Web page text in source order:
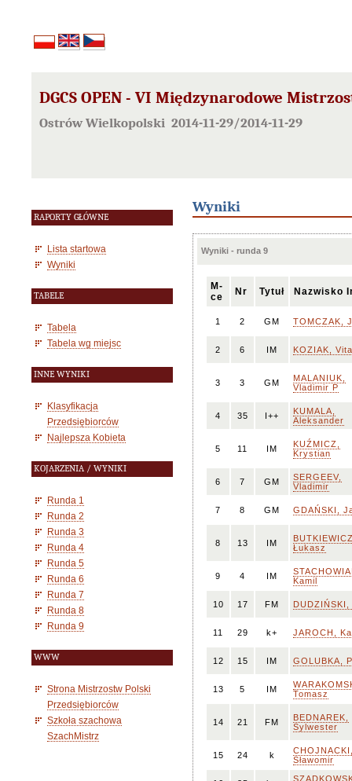
DGCS OPEN - VI Międzynarodowe
Ostrów Wielkopolski 2014-11-29/2014-11-29
RAPORTY GŁÓWNE
Lista startowa
Wyniki
TABELE
Tabela
Tabela wg miejsc
INNE WYNIKI
Klasyfikacja
Przedsiębiorców
Najlepsza Kobieta
KOJARZENIA / WYNIKI
Runda 1
Runda 2
Runda 3
Runda 4
Runda 5
Runda 6
Runda 7
Runda 8
Runda 9
WWW
Strona Mistrzostw Polski
Przedsiębiorców
Szkoła szachowa
SzachMistrz
Wyniki
Wyniki - runda 9
M-
ce
Nr Tytuł Nazwisko
1 2 GM TOMCZAK,
2 6 IM KOZIAK,
3 3 GM
MALANIUK,
Vladimir P
4 35 I++
KUMALA,
Aleksander
5 11 IM
KUŹMICZ,
Krystian
6 7 GM
SERGEEV,
Vladimir
7 8 GM GDAŃSKI,
8 13 IM
Łukasz
9 4 IM
Kamil
10 17 FM
11 29 k+ JAROCH,
12 15 IM GOLUBKA,
13 5 IM
Tomasz
14 21 FM
BEDNAREK,
Sylwester
15 24 k
Sławomir